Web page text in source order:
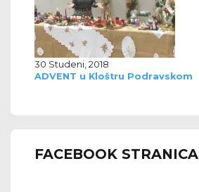
30 Studeni, 2018
ADVENT u Kloštru Podravskom
FACEBOOK STRANICA